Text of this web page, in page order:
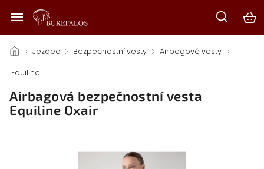
/ Jezdec / Bezpečnostní vesty / Airbegové vesty /
Equiline
Airbagová bezpečnostní vesta
Equiline Oxair